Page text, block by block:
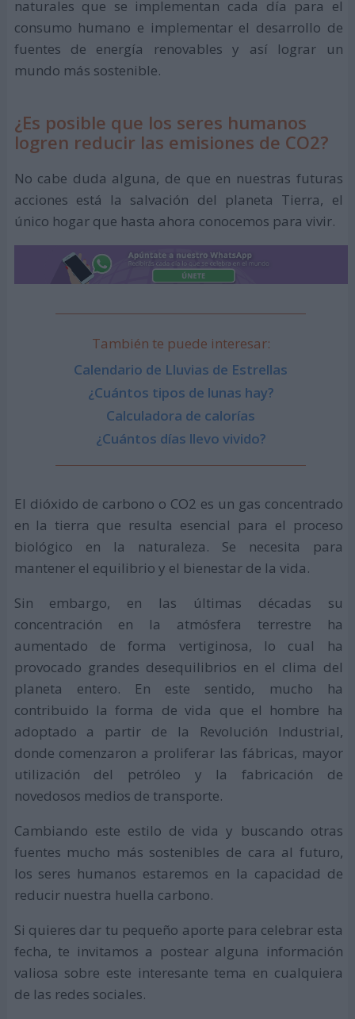
naturales que se implementan cada día para el
consumo humano e implementar el desarrollo de
fuentes de energía renovables y así lograr un
mundo más sostenible.
¿Es posible que los seres humanos
logren reducir las emisiones de CO2?
No cabe duda alguna, de que en nuestras futuras
acciones está la salvación del planeta Tierra, el
único hogar que hasta ahora conocemos para vivir.
También te puede interesar:
Calendario de Lluvias de Estrellas
¿Cuántos tipos de lunas hay?
Calculadora de calorías
¿Cuántos días llevo vivido?
El dióxido de carbono o CO2 es un gas concentrado
en la tierra que resulta esencial para el proceso
biológico en la naturaleza. Se necesita para
mantener el equilibrio y el bienestar de la vida.
Sin embargo, en las últimas décadas su
concentración en la atmósfera terrestre ha
aumentado de forma vertiginosa, lo cual ha
provocado grandes desequilibrios en el clima del
planeta entero. En este sentido, mucho ha
contribuido la forma de vida que el hombre ha
adoptado a partir de la Revolución Industrial,
donde comenzaron a proliferar las fábricas, mayor
utilización del petróleo y la fabricación de
novedosos medios de transporte.
Cambiando este estilo de vida y buscando otras
fuentes mucho más sostenibles de cara al futuro,
los seres humanos estaremos en la capacidad de
reducir nuestra huella carbono.
Si quieres dar tu pequeño aporte para celebrar esta
fecha, te invitamos a postear alguna información
valiosa sobre este interesante tema en cualquiera
de las redes sociales.